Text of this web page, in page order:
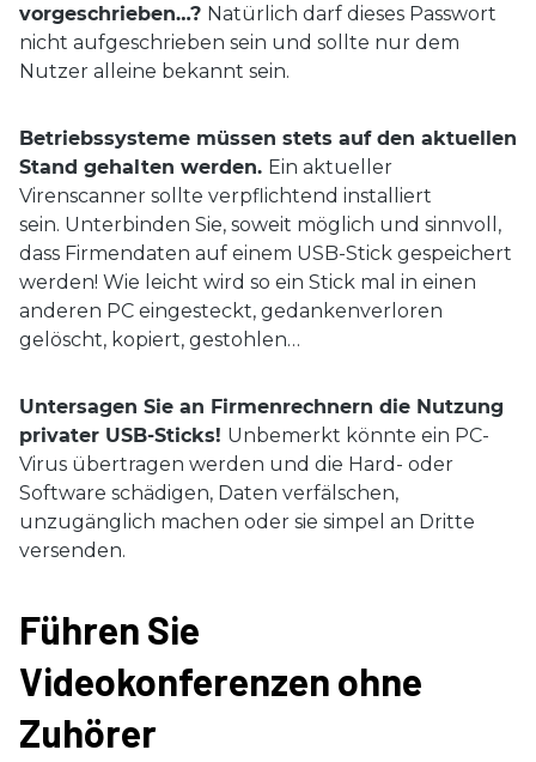
vorgeschrieben…? Natürlich darf dieses Passwort
nicht aufgeschrieben sein und sollte nur dem
Nutzer alleine bekannt sein.
Betriebssysteme müssen stets auf den aktuellen
Stand gehalten werden. Ein aktueller
Virenscanner sollte verpflichtend installiert
sein. Unterbinden Sie, soweit möglich und sinnvoll,
dass Firmendaten auf einem USB-Stick gespeichert
werden! Wie leicht wird so ein Stick mal in einen
anderen PC eingesteckt, gedankenverloren
gelöscht, kopiert, gestohlen…
Untersagen Sie an Firmenrechnern die Nutzung
privater USB-Sticks! Unbemerkt könnte ein PC-
Virus übertragen werden und die Hard- oder
Software schädigen, Daten verfälschen,
unzugänglich machen oder sie simpel an Dritte
versenden.
Führen Sie
Videokonferenzen ohne
Zuhörer